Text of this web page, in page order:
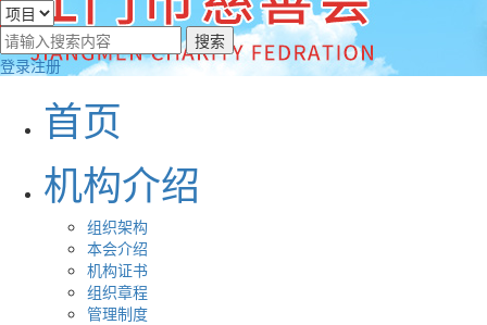
登录注册
首页
机构介绍
组织架构
本会介绍
机构证书
组织章程
管理制度